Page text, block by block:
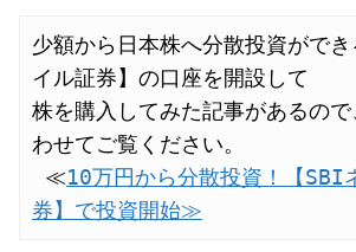
少額から日本株へ分散投資がで
イル証券】の口座を開設して
株を購入してみた記事があるの
わせてご覧ください。
≪10万円から分散投資！【SBI
券】で投資開始≫